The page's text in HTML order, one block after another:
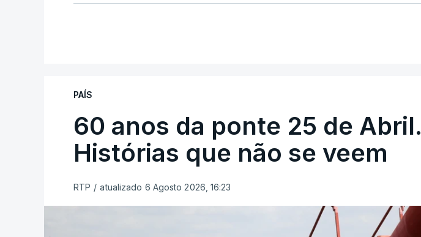
PAÍS
60 anos da ponte 25 de Abril.
Histórias que não se veem
RTP / atualizado 6 Agosto 2026, 16:23